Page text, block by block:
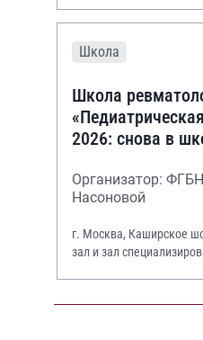
Школа
Школа
2026: снова в
Организатор:
Насоновой
г. Москва, Каширское
зал и зал